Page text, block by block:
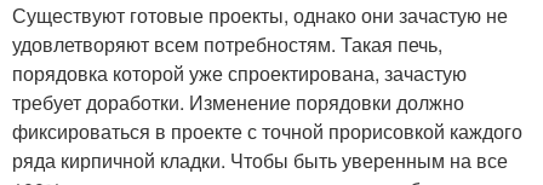
Существуют готовые проекты, однако они зачастую не
удовлетворяют всем потребностям. Такая печь,
порядовка которой уже спроектирована, зачастую
требует доработки. Изменение порядовки должно
фиксироваться в проекте с точной прорисовкой каждого
ряда кирпичной кладки. Чтобы быть уверенным на все